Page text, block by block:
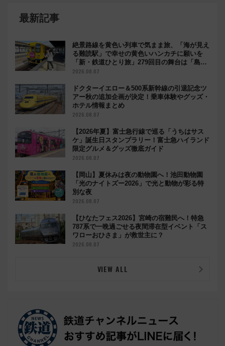
最新記事
絶景路線を黄色い列車で気まま旅、「海が見え
る難読駅」で幸せの黄色いハンカチに願いを
「新・鉄道ひとり旅」279回目の舞台は「島原
鉄道」
2026.08.07
ドクターイエロー＆500系新幹線の引退記念ツ
アー秋の追加企画が決定！乗車体験やグッズ・
ホテル情報まとめ
2026.08.07
【2026年夏】富士急行線で巡る「うちはサス
ケ」誕生日スタンプラリー！富士急ハイランド
限定グルメ＆グッズ徹底ガイド
2026.08.07
【岡山】夏休みは夜の動物園へ！池田動物園
「光のナイトズー2026」で光と動物が彩る特
別な夜
2026.08.07
【ひなたフェス2026】宮崎の宿難民へ！特急
787系で一晩過ごせる夜間滞在型イベント「ス
ワローおひさま」が救世主に？
2026.08.07
VIEW ALL